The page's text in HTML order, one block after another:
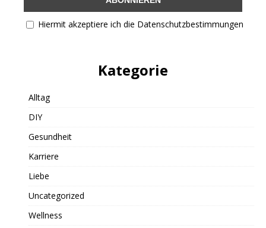
Hiermit akzeptiere ich die Datenschutzbestimmungen
Kategorie
Alltag
DIY
Gesundheit
Karriere
Liebe
Uncategorized
Wellness